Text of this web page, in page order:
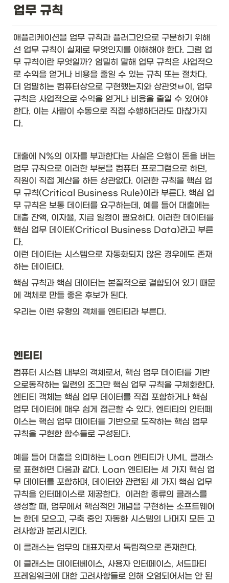
업무 규칙
애플리케이션을 업무 규칙과 플러그인으로 구분하기 위해
선 업무 규칙이 실제로 무엇인지를 이해해야 한다. 그럼 업
무 규칙이란 무엇일까? 엄밀히 말해 업무 규칙은 사업적으
로 수익을 얻거나 비용을 줄일 수 있는 규칙 또는 절차다.
더 엄밀히는 컴퓨터상으로 구현했는지와 상관엇ㅂ이, 업무
규칙은 사업적으로 수익을 얻거나 비용을 줄일 수 있어야
한다. 이는 사람이 수동으로 직접 수행하더라도 마찮가지
다.
대출에 N%의 이자를 부과한다는 사실은 으행이 돈을 버는
업무 규칙으로 이러한 부분을 컴퓨터 프로그램으로 하던,
직원이 직접 계산을 하든 상관없다. 이러한 규칙을 핵심 업
무 규칙(Critical Business Rule)이라 부른다. 핵심 업
무 규칙은 보통 데이터를 요구하는데, 예를 들어 대출에는
대출 잔액, 이자율, 지급 일정이 필요하다. 이러한 데이터를
핵심 업무 데이터(Critical Business Data)라고 부른
다.
이런 데이터는 시스템으로 자동화되지 않은 경우에도 존재
하는 데이터다.
핵심 규칙과 핵심 데이터는 본질적으로 결합되어 있기 때문
에 객체로 만들 좋은 후보가 된다.
우리는 이런 유형의 객체를 엔티티라 부른다.
엔티티
컴퓨터 시스템 내부의 객체로서, 핵심 업무 데이터를 기반
으로동작하는 일련의 조그만 핵심 업무 규칙을 구체화한다.
엔티티 객체는 핵심 업무 데이터를 직접 포함하거나 핵심
업무 데이터에 매우 쉽게 접근할 수 있다. 엔티티의 인터페
이스는 핵심 업무 데이터를 기반으로 도작하는 핵심 업무
규칙을 구현한 함수들로 구성된다.
예를 들어 대출을 의미하는 Loan 엔티티가 UML 클래스
로 표현하면 다음과 같다. Loan 엔티티는 세 가지 핵심 업
무 데이터를 포함하며, 데이터와 관련된 세 가지 핵심 업무
규칙을 인터페이스로 제공한다.  이러한 종류의 클래스를
생성할 때, 업무에서 핵심적인 개념을 구현하는 소프트웨어
는 한데 모으고, 구축 중인 자동화 시스템의 나머지 모든 고
려사항과 분리시킨다.
이 클래스는 업무의 대표자로서 독립적으로 존재한다.
이 클래스는 데이터베이스, 사용자 인터페이스, 서드파티
프레임워크에 대한 고려사항들로 인해 오염되어서는 안 된